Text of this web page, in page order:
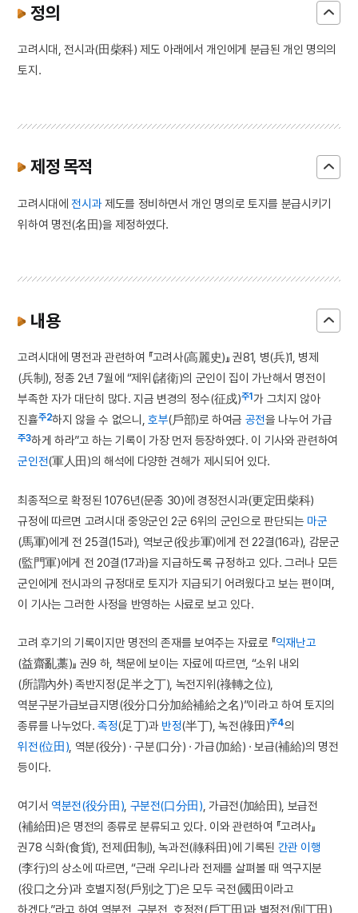
정의
고려시대, 전시과(田柴科) 제도 아래에서 개인에게 분급된 개인 명의의
토지.
제정 목적
고려시대에전시과제도를 정비하면서 개인 명의로 토지를 분급시키기
위하여 명전(名田)을 제정하였다.
내용
고려시대에 명전과 관련하여 『고려사(高麗史)』 권81, 병(兵)1, 병제
(兵制), 정종 2년 7월에 “제위(諸衛)의 군인이 집이 가난해서 명전이
부족한 자가 대단히 많다. 지금 변경의 정수(征戍)주1가 그치지 않아
진휼주2하지 않을 수 없으니, 호부(戶部)로 하여금 공전을 나누어 가급
주3하게 하라”고 하는 기록이 가장 먼저 등장하였다. 이 기사와 관련하여
군인전(軍人田)의 해석에 다양한 견해가 제시되어 있다.
최종적으로 확정된 1076년(문종 30)에 경정전시과(更定田柴科)
규정에 따르면 고려시대 중앙군인 2군 6위의 군인으로 판단되는 마군
(馬軍)에게 전 25결(15과), 역보군(役步軍)에게 전 22결(16과), 감문군
(監門軍)에게 전 20결(17과)을 지급하도록 규정하고 있다. 그러나 모든
군인에게 전시과의 규정대로 토지가 지급되기 어려웠다고 보는 편이며,
이 기사는 그러한 사정을 반영하는 사료로 보고 있다.
고려 후기의 기록이지만 명전의 존재를 보여주는 자료로 『익재난고
(益齋亂藁)』 권9 하, 책문에 보이는 자료에 따르면, “소위 내외
(所謂內外) 족반지정(足半之丁), 녹전지위(祿轉之位),
역분구분가급보급지명(役分口分加給補給之名)”이라고 하여 토지의
종류를 나누었다. 족정(足丁)과 반정(半丁), 녹전(祿田)주4의
위전(位田) , 역분(役分) · 구분(口分) · 가급(加給) · 보급(補給)의 명전
등이다.
여기서 역분전(役分田) 구분전(口分田) , 가급전(加給田), 보급전
(補給田)은 명전의 종류로 분류되고 있다. 이와 관련하여 『고려사』
권78 식화(食貨), 전제(田制), 녹과전(祿科田)에 기록된 간관 이행
(李行)의 상소에 따르면, “근래 우리나라 전제를 살펴볼 때 역구지분
(役口之分)과 호별지정(戶別之丁)은 모두 국전(國田이라고
하겠다.”라고 하여 역분전, 구분전, 호정전(戶丁田)과 별정전(別丁田)